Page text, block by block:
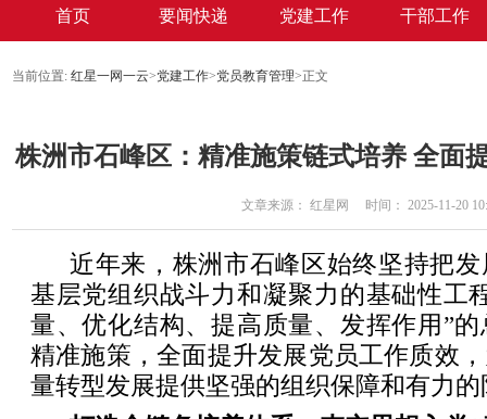
首页 要闻快递 党建工作 干部工作
当前位置: 红星一网一云>党建工作>党员教育管理>正文
株洲市石峰区：精准施策链式培养 全面
文章来源： 红星网 时间： 2025-11-20
近年来，株洲市石峰区始终坚持把
基层党组织战斗力和凝聚力的基础性工
量、优化结构、提高质量、发挥作用”
精准施策，全面提升发展党员工作质效
量转型发展提供坚强的组织保障和有力